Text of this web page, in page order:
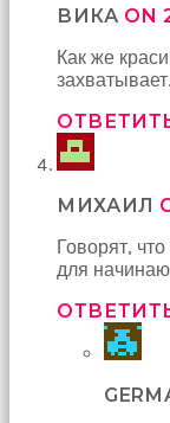
ВИКА ON
Как же
захватывает.
МИХАИЛ
Говорят,
для